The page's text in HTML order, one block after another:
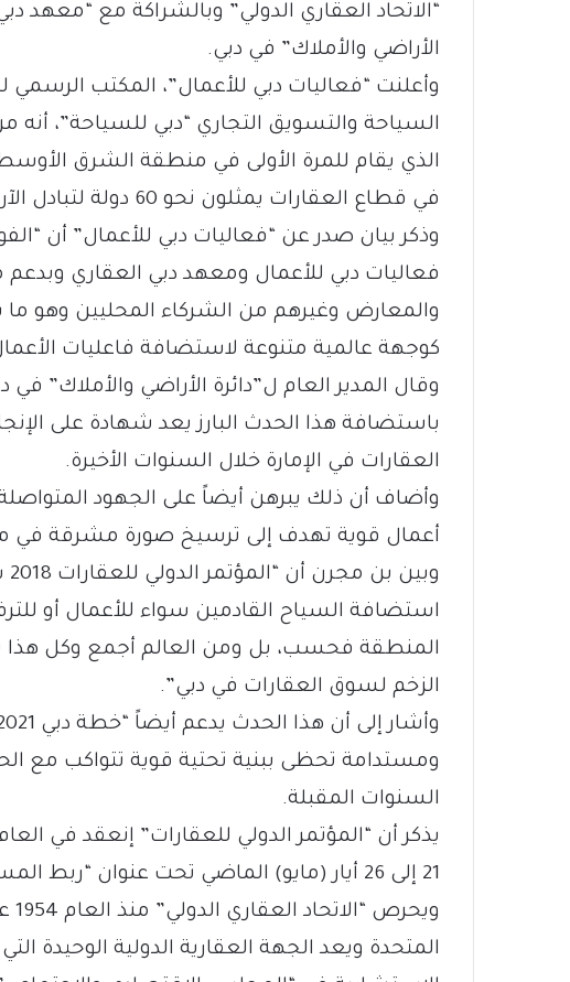
“الاتحاد العقاري الدولي” وبالشراكة مع “معهد
الأراضي والأملاك” في دبي.
وأعلنت “فعاليات دبي للأعمال”، المكتب الرسمي
السياحة والتسويق التجاري “دبي للسياحة”،
الذي يقام للمرة الأولى في منطقة الشرق
في قطاع العقارات يمثلون نحو 60 دولة لتبادل الآراء واسكتشاف “مستقبل المدن”.
وذكر بيان صدر عن “فعاليات دبي للأعمال” أن
فعاليات دبي للأعمال ومعهد دبي العقاري وبدعم
والمعارض وغيرهم من الشركاء المحليين وهو
كوجهة عالمية متنوعة لاستضافة فاعليات
وقال المدير العام ل”دائرة الأراضي والأملاك”
باستضافة هذا الحدث البارز يعد شهادة على
العقارات في الإمارة خلال السنوات الأخيرة.
وأضاف أن ذلك يبرهن أيضاً على الجهود المتواصلة
أعمال قوية تهدف إلى ترسيخ صورة مشرقة في
استضافة السياح القادمين سواء للأعمال أو
المنطقة فحسب، بل ومن العالم أجمع وكل
الزخم لسوق العقارات في دبي”.
ومستدامة تحظى ببنية تحتية قوية تتواكب مع
السنوات المقبلة.
يذكر أن “المؤتمر الدولي للعقارات” إنعقد في
21 إلى 26 أيار (مايو) الماضي تحت عنوان “ربط المستجدات نحو عالم أفضل”.
المتحدة ويعد الجهة العقارية الدولية الوحيدة